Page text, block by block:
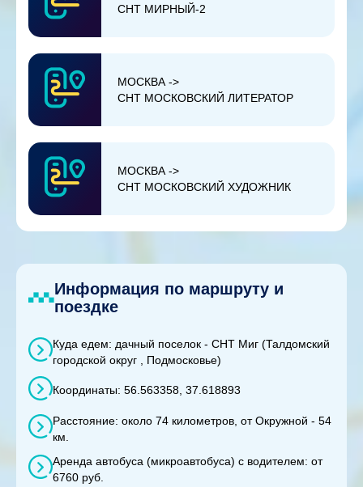
СНТ МИРНЫЙ-2
МОСКВА ->
СНТ МОСКОВСКИЙ ЛИТЕРАТОР
МОСКВА ->
СНТ МОСКОВСКИЙ ХУДОЖНИК
Информация по маршруту и
поездке
Куда едем: дачный поселок - СНТ Миг (Талдомский
городской округ , Подмосковье)
Координаты: 56.563358, 37.618893
Расстояние: около 74 километров, от Окружной - 54
км.
Аренда автобуса (микроавтобуса) с водителем: от
6760 руб.